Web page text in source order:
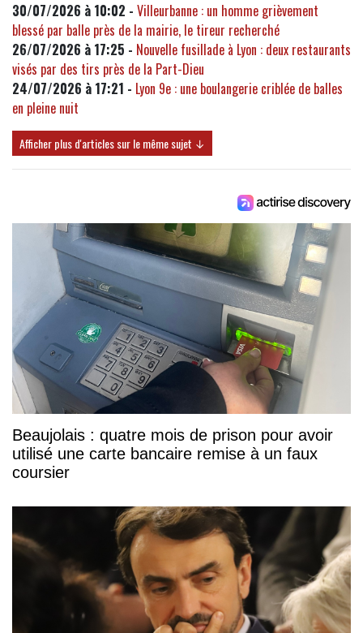
30/07/2026 à 10:02 - Villeurbanne : un homme grièvement
blessé par balle près de la mairie, le tireur recherché
26/07/2026 à 17:25 - Nouvelle fusillade à Lyon : deux restaurants
visés par des tirs près de la Part-Dieu
24/07/2026 à 17:21 - Lyon 9e : une boulangerie criblée de balles
en pleine nuit
Afficher plus d'articles sur le même sujet ↓
Beaujolais : quatre mois de prison pour avoir
utilisé une carte bancaire remise à un faux
coursier